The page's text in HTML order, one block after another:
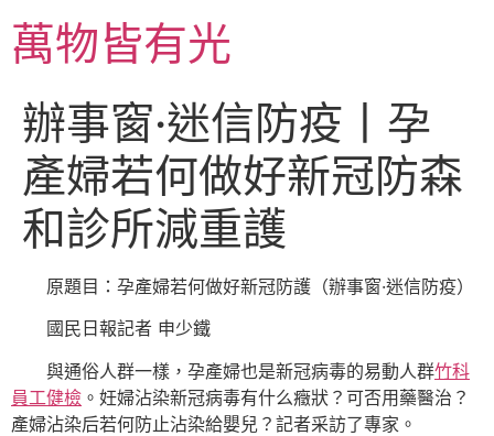
主萬物皆有光
辦事窗·迷信防疫丨孕
產婦若何做好新冠防森
和診所減重護
原題目：孕產婦若何做好新冠防護（辦事窗·迷信防疫）
國民日報記者 申少鐵
與通俗人群一樣，孕產婦也是新冠病毒的易動人群竹科
員工健檢 。妊婦沾染新冠病毒有什么癥狀？可否用藥醫治？
產婦沾染后若何防止沾染給嬰兒？記者采訪了專家。